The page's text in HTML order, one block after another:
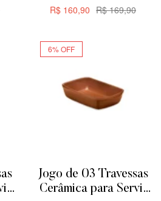
Margaridas Biona
R$169,90
R$ 160,90
6% OFF
Jogo de 03 Travessas
Cerâmica para Servir